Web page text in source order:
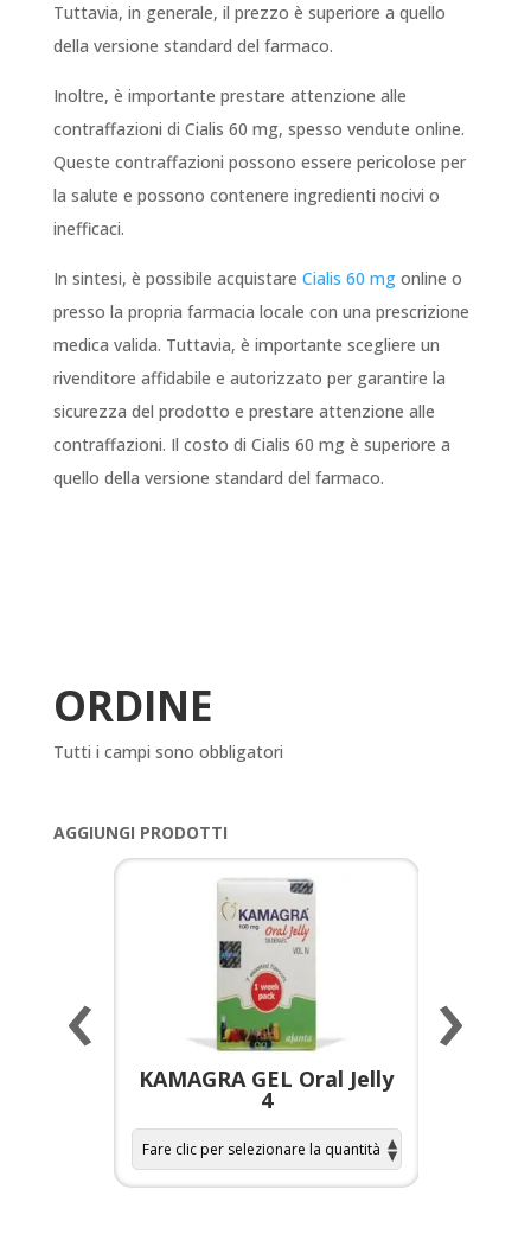
Tuttavia, in generale, il prezzo è superiore a quello
della versione standard del farmaco.
Inoltre, è importante prestare attenzione alle
contraffazioni di Cialis 60 mg, spesso vendute online.
Queste contraffazioni possono essere pericolose per
la salute e possono contenere ingredienti nocivi o
inefficaci.
In sintesi, è possibile acquistare Cialis 60 mgonline o
presso la propria farmacia locale con una prescrizione
medica valida. Tuttavia, è importante scegliere un
rivenditore affidabile e autorizzato per garantire la
sicurezza del prodotto e prestare attenzione alle
contraffazioni. Il costo di Cialis 60 mg è superiore a
quello della versione standard del farmaco.
ORDINE
Tutti i campi sono obbligatori
AGGIUNGI PRODOTTI
KAMAGRA GEL Oral Jelly
4
‹ ›